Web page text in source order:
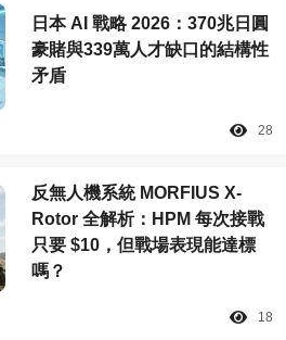
日本 AI 戰略 2026：370兆日圓
豪賭與339萬人才缺口的結構性
矛盾
28
反無人機系統 MORFIUS X-
Rotor 全解析：HPM 每次接戰
只要 $10，但戰場表現能達標
嗎？
18